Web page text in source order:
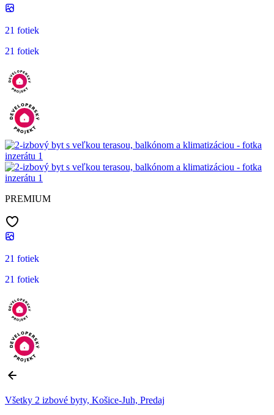
21 fotiek
21 fotiek
PREMIUM
21 fotiek
21 fotiek
Všetky 2 izbové byty, Košice-Juh, Predaj